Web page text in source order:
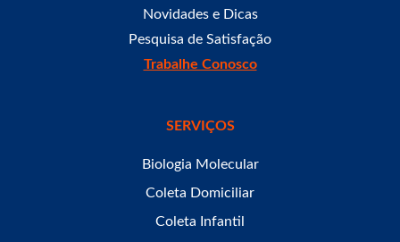
Novidades e Dicas
Pesquisa de Satisfação
Trabalhe Conosco
SERVIÇOS
Biologia Molecular
Coleta Domiciliar
Coleta Infantil